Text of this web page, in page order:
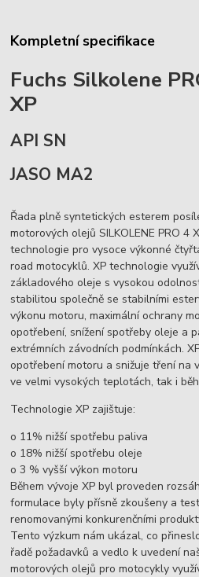
Kompletní specifikace
Fuchs Silkolene
XP
API SN
JASO MA2
Řada plně syntetických esterem
motorových olejů SILKOLENE PRO 4
technologie pro vysoce výkonné
road motocyklů. XP technologie
základového oleje s vysokou
stabilitou společně se stabilními
výkonu motoru, maximální ochrany
opotřebení, snížení spotřeby oleje a
extrémních závodních podmínkách.
opotřebení motoru a snižuje tření na
ve velmi vysokých teplotách, tak i
Technologie XP zajištuje:
o 11% nižší spotřebu paliva
o 18% nižší spotřebu oleje
o 3 % vyšší výkon motoru
Během vývoje XP byl proveden
formulace byly přísně zkoušeny a
renomovanými konkurenčními
Tento výzkum nám ukázal, co
řadě požadavků a vedlo k uvedení
motorových olejů pro motocykly